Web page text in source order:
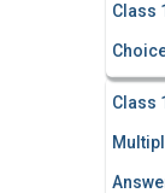
Class
Class